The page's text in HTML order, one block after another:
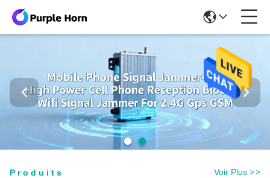
Produits Voir Plus >>